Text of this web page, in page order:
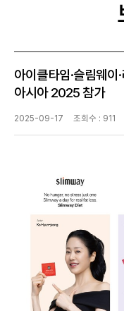
아이클타임·슬림웨이
아시아 2025 참가
2025-09-17 조회수 : 911